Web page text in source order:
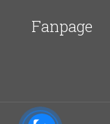
Fanpage